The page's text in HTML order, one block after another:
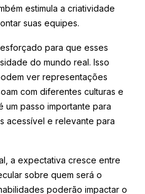
estimula a criatividade
suas equipes.
para que esses
do mundo real. Isso
ver representações
com diferentes culturas e
um passo importante para
acessível e relevante para
a expectativa cresce entre
sobre quem será o
poderão impactar o